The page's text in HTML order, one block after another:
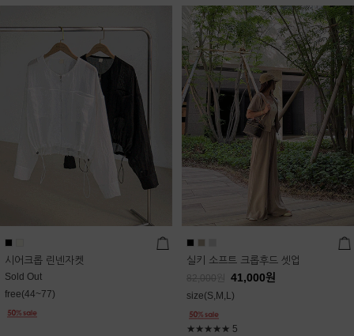
시어크롭 린넨자켓
Sold Out
free(44~77)
실키 소프트 크롭후드 셋업
82,000 41,000원
size(S,M,L)
★★★★★ 5